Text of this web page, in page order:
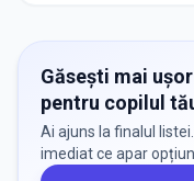
Găsești mai
pentru copilul
Ai ajuns la finalul
imediat ce apar